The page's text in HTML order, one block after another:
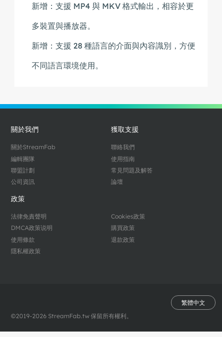
新增：支援 MP4 與 MKV 格式輸出，相容於更
多裝置與播放器。
新增：支援 28 種語言的介面與內容識別，方便
不同語言環境使用。
關於我們
關於StreamFab
編輯團隊
聯盟計劃
公司資訊
獲取支援
聯絡我們
使用指南
常見問題及解答
論壇
政策
法律免責聲明
DMCA政策说明
使用條款
隱私權政策
Cookies政策
購買政策
退款政策
©2019-2026 StreamFab.tw 保留所有權利。
繁體中文